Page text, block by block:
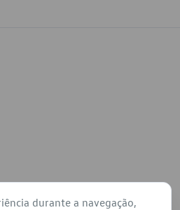
durante a navegação,